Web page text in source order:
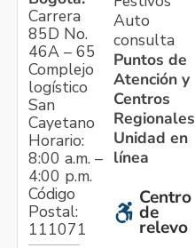
Carrera
85D No.
46A – 65
Complejo
logístico
San
Cayetano
Horario:
8:00 a.m. –
4:00 p.m.
Código
Postal:
111071
Auto
consulta
Puntos de
Atención y
Centros
Regionales
Unidad en
línea
Centro
de
relevo